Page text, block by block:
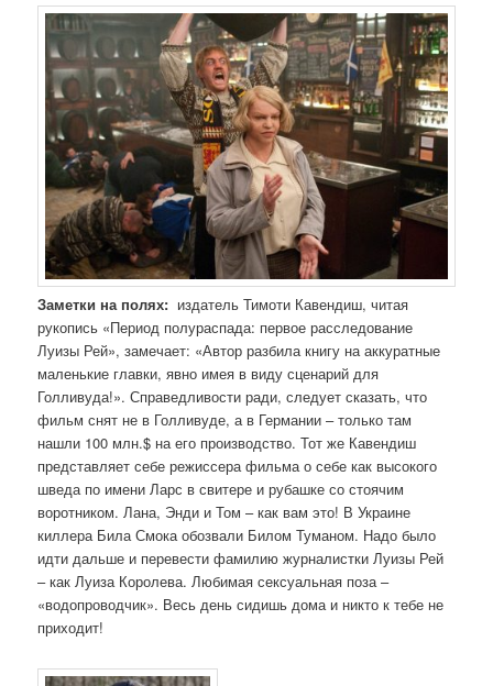
Заметки на полях: издатель Тимоти Кавендиш, читая
рукопись «Период полураспада: первое расследование
Луизы Рей», замечает: «Автор разбила книгу на аккуратные
маленькие главки, явно имея в виду сценарий для
Голливуда!». Справедливости ради, следует сказать, что
фильм снят не в Голливуде, а в Германии – только там
нашли 100 млн.$ на его производство. Тот же Кавендиш
представляет себе режиссера фильма о себе как высокого
шведа по имени Ларс в свитере и рубашке со стоячим
воротником. Лана, Энди и Том – как вам это! В Украине
киллера Била Смока обозвали Билом Туманом. Надо было
идти дальше и перевести фамилию журналистки Луизы Рей
– как Луиза Королева. Любимая сексуальная поза –
«водопроводчик». Весь день сидишь дома и никто к тебе не
приходит!